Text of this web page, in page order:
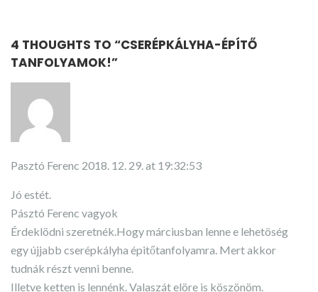
4 THOUGHTS TO “CSERÉPKÁLYHA-ÉPÍTŐ
TANFOLYAMOK!”
Pasztó Ferenc 2018. 12. 29. at 19:32:53
Jó estét.
Pásztó Ferenc vagyok
Érdeklödni szeretnék.Hogy márciusban lenne e lehetöség
egy újjabb cserépkályha épitőtanfolyamra. Mert akkor
tudnák részt venni benne.
Illetve ketten is lennénk. Valaszát elöre is köszönöm.